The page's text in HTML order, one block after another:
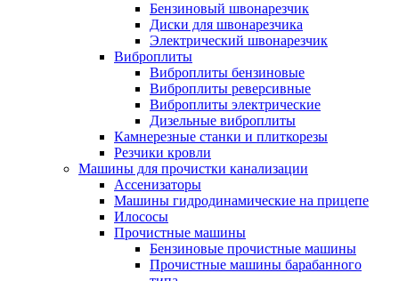
Бензиновый швонарезчик
Диски для швонарезчика
Электрический швонарезчик
Виброплиты
Виброплиты бензиновые
Виброплиты реверсивные
Виброплиты электрические
Дизельные виброплиты
Камнерезные станки и плиткорезы
Резчики кровли
Машины для прочистки канализации
Ассенизаторы
Машины гидродинамические на прицепе
Илососы
Прочистные машины
Бензиновые прочистные машины
Прочистные машины барабанного